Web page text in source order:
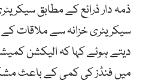
ذمہ دار ذرائع کے مطابق
سیکریٹری خزانہ سے ملاقات کے
دیتے ہوئے کہا کہ الیکشن
میں فنڈز کی کمی کے باعث